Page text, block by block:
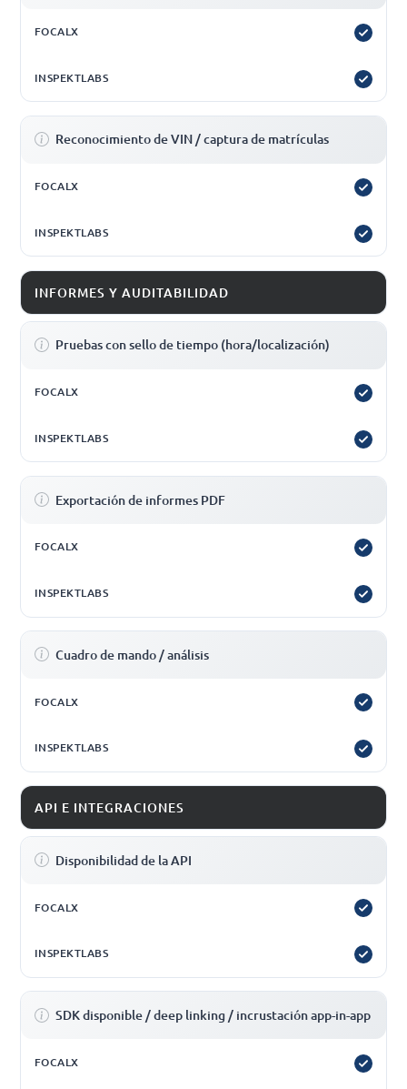
Reconocimiento de VIN / captura de matrículas
INFORMES Y AUDITABILIDAD
Pruebas con sello de tiempo (hora/localización)
Exportación de informes PDF
Cuadro de mando / análisis
API E INTEGRACIONES
Disponibilidad de la API
SDK disponible / deep linking / incrustación app-in-app